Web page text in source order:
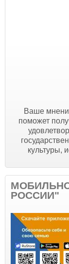
Ваше
поможет
культуры,
РОССИИ"